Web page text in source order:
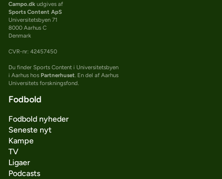
Campo.dkudgives af
Sports Content ApS
Universitetsbyen 71
8000 Aarhus C
Denmark
CVR-nr: 42457450
Du finder Sports Content i Universitetsbyen
i Aarhus hos Partnerhuset. En del af Aarhus
Universitets forskningsfond.
Fodbold
Fodbold nyheder
Seneste nyt
Kampe
TV
Ligaer
Podcasts